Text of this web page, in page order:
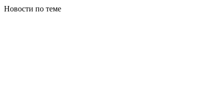
Новости по теме